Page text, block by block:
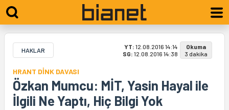
HAKLAR YT: 12.08.2016 14:14
SG: 12.08.2016 14:38
Okuma
3 dakika
HRANT DİNK DAVASI
Özkan Mumcu: MİT, Yasin Hayal ile
İlgili Ne Yaptı, Hiç Bilgi Yok